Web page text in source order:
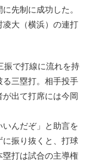
先制に成功した。
凌大（横浜）の連打
で打線に流れを持
る三塁打。相手投手
出て打席には今岡
んだぞ」と助言を
振り抜くと、打球
打は試合の主導権